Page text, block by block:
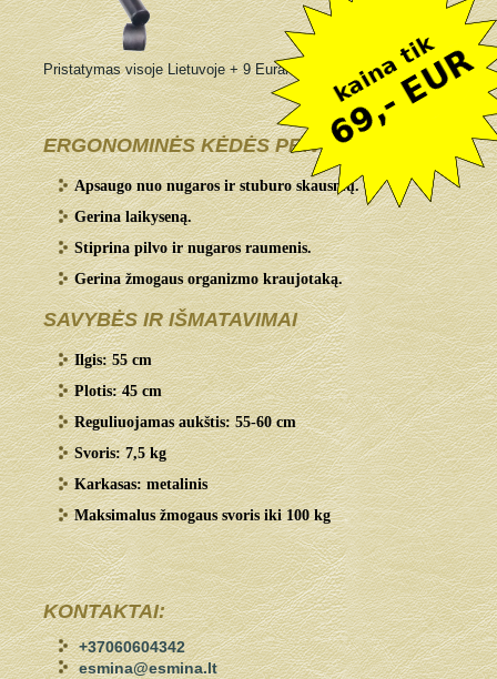
Pristatymas visoje Lietuvoje + 9 Eurai
ERGONOMINĖS KĖDĖS PRIVALUMAI:
Apsaugo nuo nugaros ir stuburo skausmų.
Gerina laikyseną.
Stiprina pilvo ir nugaros raumenis.
Gerina žmogaus organizmo kraujotaką.
SAVYBĖS IR IŠMATAVIMAI
Ilgis: 55 cm
Plotis: 45 cm
Reguliuojamas aukštis: 55-60 cm
Svoris: 7,5 kg
Karkasas: metalinis
Maksimalus žmogaus svoris iki 100 kg
KONTAKTAI:
+37060604342
esmina@esmina.lt